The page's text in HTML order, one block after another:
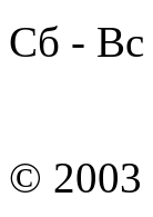
Сб - Вс
© 2003